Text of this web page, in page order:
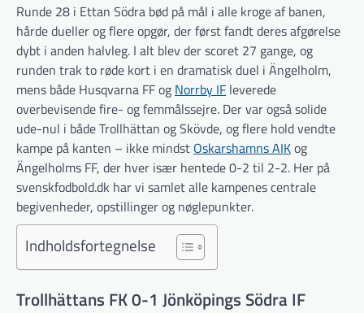
Runde 28 i Ettan Södra bød på mål i alle kroge af banen,
hårde dueller og flere opgør, der først fandt deres afgørelse
dybt i anden halvleg. I alt blev der scoret 27 gange, og
runden trak to røde kort i en dramatisk duel i Ängelholm,
mens både Husqvarna FF og Norrby IF leverede
overbevisende fire- og femmålssejre. Der var også solide
ude-nul i både Trollhättan og Skövde, og flere hold vendte
kampe på kanten – ikke mindst Oskarshamns AIKog
Ängelholms FF, der hver især hentede 0-2 til 2-2. Her på
svenskfodbold.dk har vi samlet alle kampenes centrale
begivenheder, opstillinger og nøglepunkter.
Indholdsfortegnelse
Trollhättans FK 0-1 Jönköpings Södra IF